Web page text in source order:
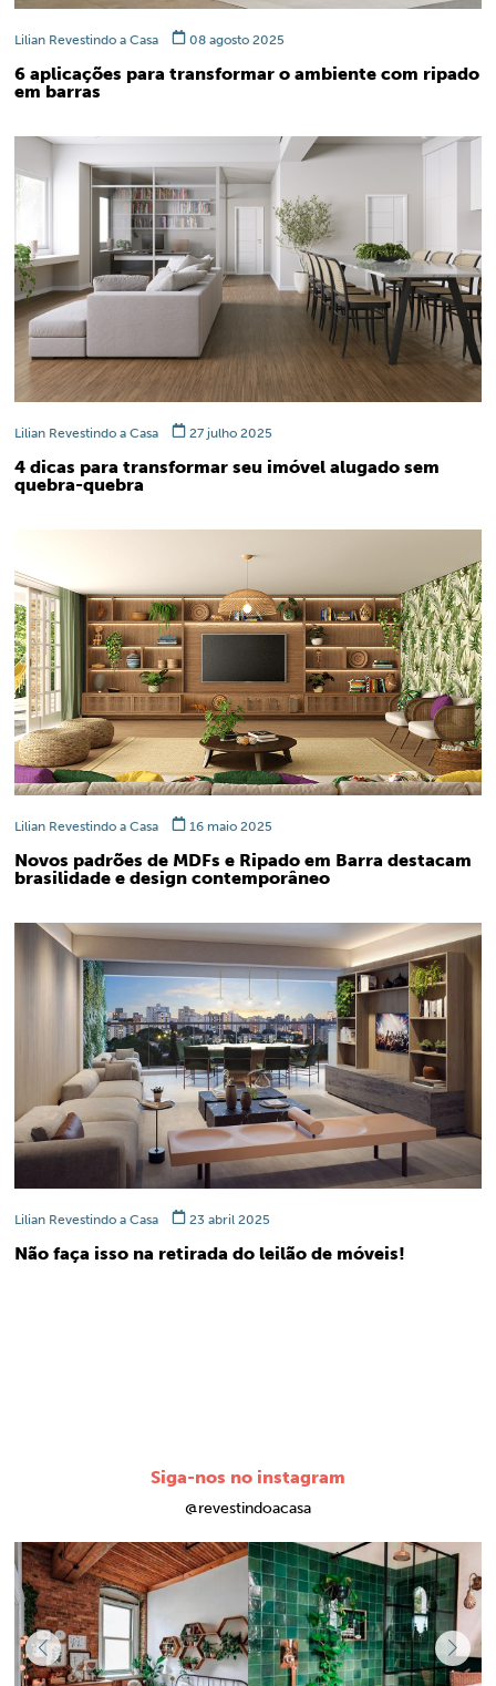
Lilian Revestindo a Casa 08 agosto 2025
6 aplicações para transformar o ambiente com ripado
em barras
Lilian Revestindo a Casa 27 julho 2025
4 dicas para transformar seu imóvel alugado sem
quebra-quebra
Lilian Revestindo a Casa 16 maio 2025
Novos padrões de MDFs e Ripado em Barra destacam
brasilidade e design contemporâneo
Lilian Revestindo a Casa 23 abril 2025
Não faça isso na retirada do leilão de móveis!
Siga-nos no instagram
@revestindoacasa